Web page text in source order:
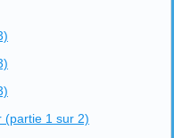
(partie 1 sur 2)